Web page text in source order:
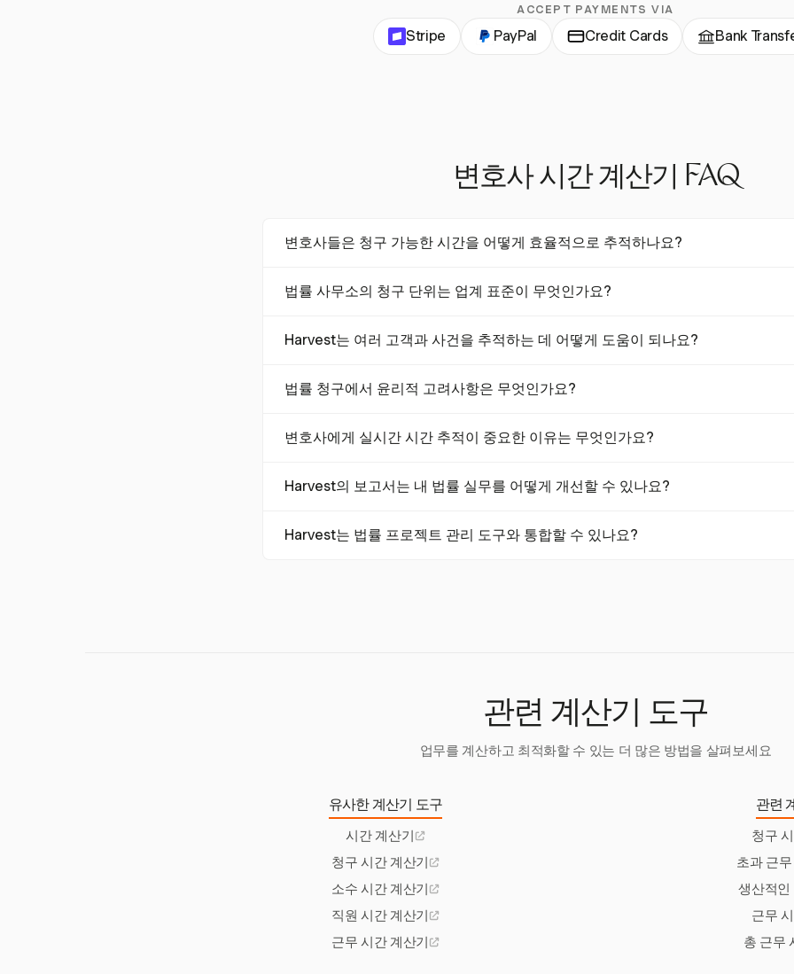
ACCEPT PAYMENTS VIA
Stripe PayPal Credit Cards Bank
변호사 시간 계산기 FAQ
변호사들은 청구 가능한 시간을 어떻게 효율적으로 추적하나요?
할 수 있습니다. 이는 청구 가능한 시간과 비청구 가능한 시간을 실시간으로 추적할 수 있
법률 사무소의 청구 단위는 업계 표준이 무엇인가요?
포착하고 법률 청구 관행에 부합합니다.
Harvest는 여러 고객과 사건을 추적하는 데 어떻게 도움이 되나요?
움을 줍니다.
법률 청구에서 윤리적 고려사항은 무엇인가요?
야 합니다. Harvest는 정확한 시간 추적과 명확한 청구 설명을 보장하여 이를 지원합니다.
변호사에게 실시간 시간 추적이 중요한 이유는 무엇인가요?
적 수익 손실을 초래할 수 있습니다. Harvest는 작업이 수행되는 즉시 시간을 포착하여 이
Harvest의 보고서는 내 법률 실무를 어떻게 개선할 수 있나요?
호사는 가격 전략을 조정하고 전체 실무 관리를 최적화할 수 있습니다.
Harvest는 법률 프로젝트 관리 도구와 통합할 수 있나요?
관련 계산기 도구
업무를 계산하고 최적화할 수 있는 더 많은 방법을 살펴보세요
유사한 계산기 도구
시간 계산기
청구 시간 계산기
소수 시간 계산기
직원 시간 계산기
근무 시간 계산기
관련
청구
초과 근
생산적인
근무
총 근무